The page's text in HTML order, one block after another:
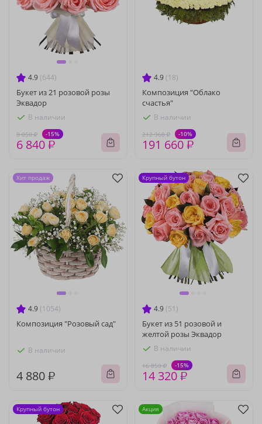
4.9 (644)
Букет из 21 розовой розы
Эквадор
В наличии
8 050 ₽ -15%
6 840 ₽
4.9 (18)
Композиция "Облако
счастья"
В наличии
212 960 ₽ -10%
191 660 ₽
4.9 (1054)
Композиция "Розовый сад"
В наличии
4 880 ₽
Хит продаж
4.9 (51)
Букет из 51 розовой и
желтой розы Эквадор
В наличии
16 850 ₽ -15%
14 320 ₽
Крупный бутон
Крупный бутон Акция